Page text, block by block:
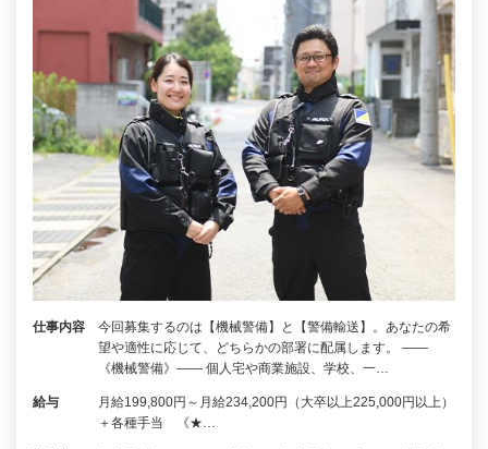
仕事内容
今回募集するのは【機械警備】と【警備輸送】。あなたの希
望や適性に応じて、どちらかの部署に配属します。 ――
《機械警備》―― 個人宅や商業施設、学校、一…
給与
月給199,800円～月給234,200円（大卒以上225,000円以上）
＋各種手当 《★…